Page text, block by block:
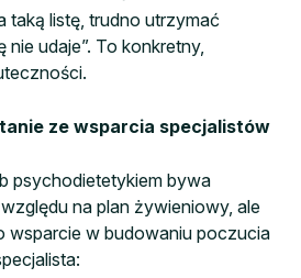
taką listę, trudno utrzymać
nie udaje”. To konkretny,
ze wsparcia specjalistów
psychodietetykiem bywa
na plan żywieniowy, ale
wsparcie w budowaniu poczucia